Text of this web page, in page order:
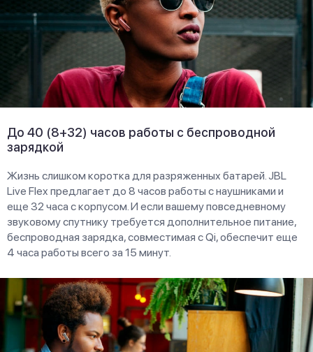
До 40 (8+32) часов работы с беспроводной
зарядкой
Жизнь слишком коротка для разряженных батарей. JBL
Live Flex предлагает до 8 часов работы с наушниками и
еще 32 часа с корпусом. И если вашему повседневному
звуковому спутнику требуется дополнительное питание,
беспроводная зарядка, совместимая с Qi, обеспечит еще
4 часа работы всего за 15 минут.